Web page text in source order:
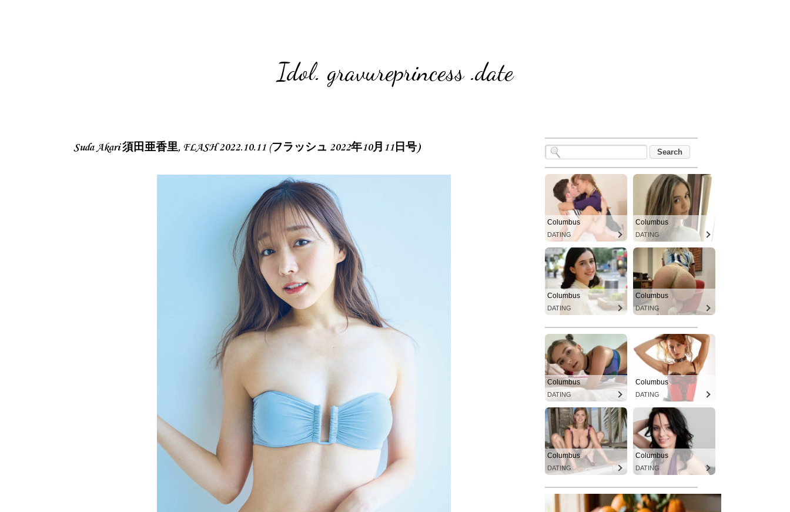
Idol. gravureprincess .date
Suda Akari 須田亜香里, FLASH 2022.10.11 (フラッシュ 2022年10月11日号)
Columbus
DATING
Columbus
DATING
Columbus
DATING
Columbus
DATING
Columbus
DATING
Columbus
DATING
Columbus
DATING
Columbus
DATING